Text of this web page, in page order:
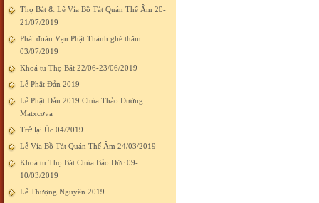
Thọ Bát & Lễ Vía Bồ Tát Quán Thế Âm 20-
21/07/2019
Phái đoàn Vạn Phật Thành ghé thăm
03/07/2019
Khoá tu Thọ Bát 22/06-23/06/2019
Lễ Phật Đản 2019
Lễ Phật Đản 2019 Chùa Thảo Đường
Matxcơva
Trở lại Úc 04/2019
Lễ Vía Bồ Tát Quán Thế Âm 24/03/2019
Khoá tu Thọ Bát Chùa Bảo Đức 09-
10/03/2019
Lễ Thượng Nguyên 2019